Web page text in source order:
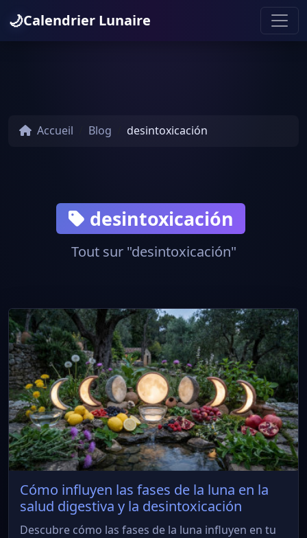
🌙Calendrier Lunaire
Accueil Blog desintoxicación
desintoxicación
Tout sur "desintoxicación"
Cómo influyen las fases de la luna en la
salud digestiva y la desintoxicación
Descubre cómo las fases de la luna influyen en tu